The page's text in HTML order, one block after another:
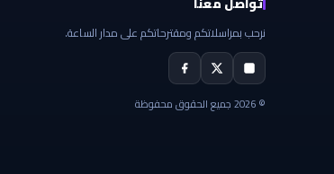
نرحب بمراسلاتكم ومقترحاتكم على مدار الساعة.
© 2026 جميع الحقوق محفوظة